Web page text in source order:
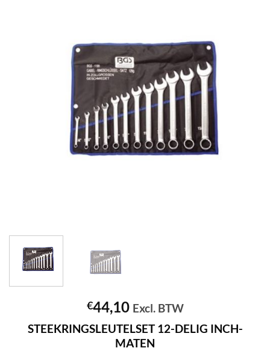
€44,10 Excl. BTW
STEEKRINGSLEUTELSET 12-DELIG INCH-
MATEN